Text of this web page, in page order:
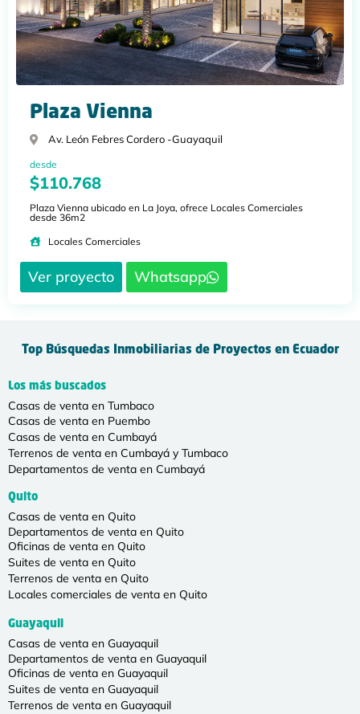
Plaza Vienna
Av. León Febres Cordero -Guayaquil
desde
$110.768
Plaza Vienna ubicado en La Joya, ofrece Locales Comerciales
desde 36m2
Locales Comerciales
Ver proyecto Whatsapp
Top Búsquedas Inmobiliarias de Proyectos en Ecuador
Los más buscados
Casas de venta en Tumbaco
Casas de venta en Puembo
Casas de venta en Cumbayá
Terrenos de venta en Cumbayá y Tumbaco
Departamentos de venta en Cumbayá
Quito
Casas de venta en Quito
Departamentos de venta en Quito
Oficinas de venta en Quito
Suites de venta en Quito
Terrenos de venta en Quito
Locales comerciales de venta en Quito
Guayaquil
Casas de venta en Guayaquil
Departamentos de venta en Guayaquil
Oficinas de venta en Guayaquil
Suites de venta en Guayaquil
Terrenos de venta en Guayaquil